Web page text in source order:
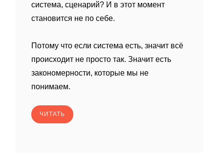
система, сценарий? И в этот момент
становится не по себе.
Потому что если система есть, значит всё
происходит не просто так. Значит есть
закономерности, которые мы не
понимаем.
ЧИТАТЬ